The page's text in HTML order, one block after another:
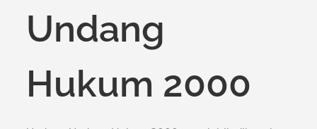
Undang
Hukum 2000